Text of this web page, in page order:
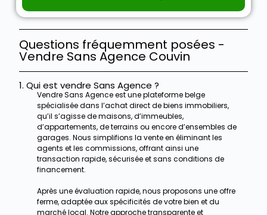
Questions fréquemment posées -
Vendre Sans Agence Couvin
1. Qui est vendre Sans Agence ?
Vendre Sans Agence est une plateforme belge
spécialisée dans l’achat direct de biens immobiliers,
qu’il s’agisse de maisons, d’immeubles,
d’appartements, de terrains ou encore d’ensembles de
garages. Nous simplifions la vente en éliminant les
agents et les commissions, offrant ainsi une
transaction rapide, sécurisée et sans conditions de
financement.
Après une évaluation rapide, nous proposons une offre
ferme, adaptée aux spécificités de votre bien et du
marché local. Notre approche transparente et